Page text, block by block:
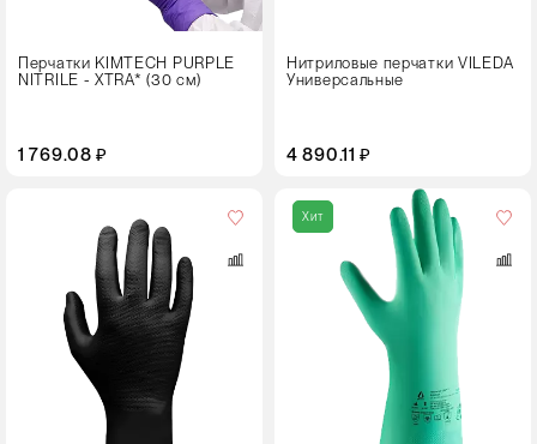
Перчатки KIMTECH PURPLE
NITRILE - XTRA* (30 см)
1 769.08 ₽
Нитриловые перчатки VILEDA
Универсальные
4 890.11 ₽
XL
Хит